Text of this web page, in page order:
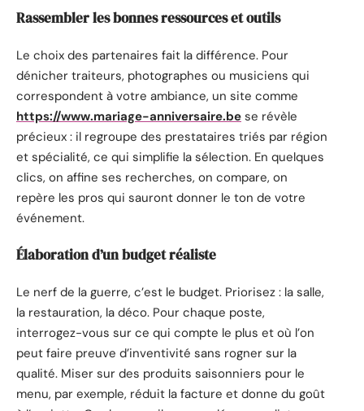
Rassembler les bonnes ressources et outils
Le choix des partenaires fait la différence. Pour
dénicher traiteurs, photographes ou musiciens qui
correspondent à votre ambiance, un site comme
https://www.mariage-anniversaire.be se révèle
précieux : il regroupe des prestataires triés par région
et spécialité, ce qui simplifie la sélection. En quelques
clics, on affine ses recherches, on compare, on
repère les pros qui sauront donner le ton de votre
événement.
Élaboration d’un budget réaliste
Le nerf de la guerre, c’est le budget. Priorisez : la salle,
la restauration, la déco. Pour chaque poste,
interrogez-vous sur ce qui compte le plus et où l’on
peut faire preuve d’inventivité sans rogner sur la
qualité. Miser sur des produits saisonniers pour le
menu, par exemple, réduit la facture et donne du goût